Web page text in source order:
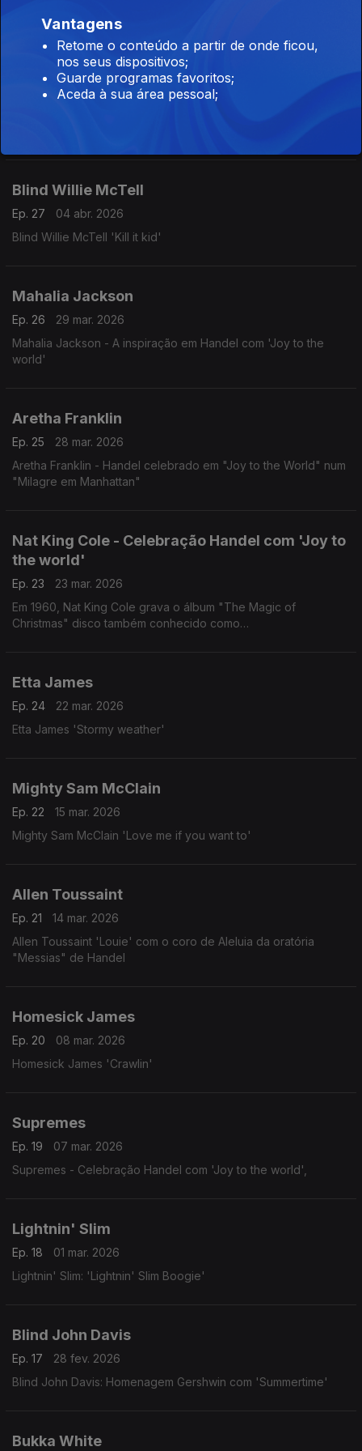
Orquestra do pianista Carmen Cavallaro
Stevie Ray Vaughan
Blind Willie McTell
Ep. 27
04 abr. 2026
Blind Willie McTell 'Kill it kid'
Mahalia Jackson
Ep. 26
29 mar. 2026
Mahalia Jackson - A inspiração em Handel com 'Joy to the
world'
Aretha Franklin
Ep. 25
28 mar. 2026
Aretha Franklin - Handel celebrado em "Joy to the World" num
"Milagre em Manhattan"
Nat King Cole - Celebração Handel com 'Joy to
the world'
Ep. 23
23 mar. 2026
Em 1960, Nat King Cole grava o álbum "The Magic of
Christmas" disco também conhecido como
Etta James
Ep. 24
22 mar. 2026
Etta James 'Stormy weather'
Mighty Sam McClain
Ep. 22
15 mar. 2026
Mighty Sam McClain 'Love me if you want to'
Allen Toussaint
Ep. 21
14 mar. 2026
Allen Toussaint 'Louie' com o coro de Aleluia da oratória
"Messias" de Handel
Homesick James
Ep. 20
08 mar. 2026
Homesick James 'Crawlin'
Supremes
Ep. 19
07 mar. 2026
Supremes - Celebração Handel com 'Joy to the world',
Lightnin' Slim
Ep. 18
01 mar. 2026
Lightnin' Slim: 'Lightnin' Slim Boogie'
Blind John Davis
Ep. 17
28 fev. 2026
Blind John Davis: Homenagem Gershwin com 'Summertime'
Bukka White
Vantagens
Retome o conteúdo a partir de onde ficou,
nos seus dispositivos;
Guarde programas favoritos;
Aceda à sua área pessoal;